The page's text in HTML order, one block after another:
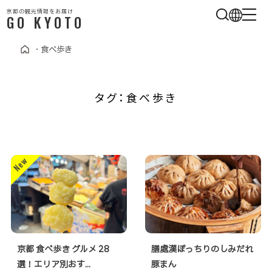
・ 食べ歩き
タグ：食べ歩き
京都 食べ歩き グルメ 28
選！エリア別おす...
膳處漢ぽっちりのしみだれ
豚まん
京都の観光情報をお届け
GO KYOTO